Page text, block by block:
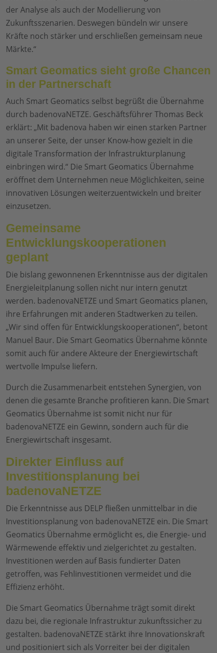
der Analyse als auch der Modellierung von
Zukunftsszenarien. Deswegen bündeln wir unsere
Kräfte noch stärker und erschließen gemeinsam neue
Märkte.“
Smart Geomatics sieht große Chancen
in der Partnerschaft
Auch Smart Geomatics selbst begrüßt die Übernahme
durch badenovaNETZE. Geschäftsführer Thomas Beck
erklärt: „Mit badenova haben wir einen starken Partner
an unserer Seite, der unser Know-how gezielt in die
digitale Transformation der Infrastrukturplanung
einbringen wird.“ Die Smart Geomatics Übernahme
eröffnet dem Unternehmen neue Möglichkeiten, seine
innovativen Lösungen weiterzuentwickeln und breiter
einzusetzen.
Gemeinsame
Entwicklungskooperationen
geplant
Die bislang gewonnenen Erkenntnisse aus der digitalen
Energieleitplanung sollen nicht nur intern genutzt
werden. badenovaNETZE und Smart Geomatics planen,
ihre Erfahrungen mit anderen Stadtwerken zu teilen.
„Wir sind offen für Entwicklungskooperationen“, betont
Manuel Baur. Die Smart Geomatics Übernahme könnte
somit auch für andere Akteure der Energiewirtschaft
wertvolle Impulse liefern.
Durch die Zusammenarbeit entstehen Synergien, von
denen die gesamte Branche profitieren kann. Die Smart
Geomatics Übernahme ist somit nicht nur für
badenovaNETZE ein Gewinn, sondern auch für die
Energiewirtschaft insgesamt.
Direkter Einfluss auf
Investitionsplanung bei
badenovaNETZE
Die Erkenntnisse aus DELP fließen unmittelbar in die
Investitionsplanung von badenovaNETZE ein. Die Smart
Geomatics Übernahme ermöglicht es, die Energie- und
Wärmewende effektiv und zielgerichtet zu gestalten.
Investitionen werden auf Basis fundierter Daten
getroffen, was Fehlinvestitionen vermeidet und die
Effizienz erhöht.
Die Smart Geomatics Übernahme trägt somit direkt
dazu bei, die regionale Infrastruktur zukunftssicher zu
gestalten. badenovaNETZE stärkt ihre Innovationskraft
und positioniert sich als Vorreiter bei der digitalen